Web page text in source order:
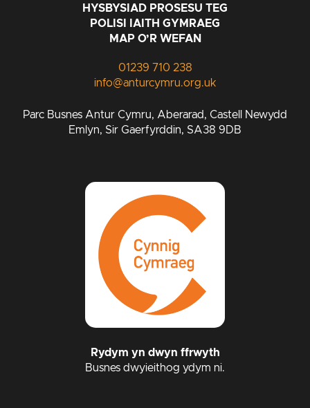
HYSBYSIAD PROSESU TEG
POLISI IAITH GYMRAEG
MAP O’R WEFAN
01239 710 238
info@anturcymru.org.uk
Parc Busnes Antur Cymru, Aberarad, Castell Newydd
Emlyn, Sir Gaerfyrddin, SA38 9DB
Rydym yn dwyn ffrwyth
Busnes dwyieithog ydym ni.